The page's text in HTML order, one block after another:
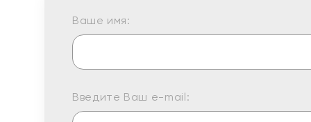
Ваше имя:
Введите Ваш e-mail: